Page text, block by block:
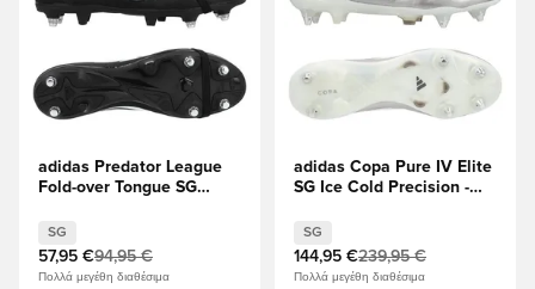
adidas Predator League
Fold-over Tongue SG
Υποδήματα Λευκά/
Διαυγές κόκκινο
SG
57,95 €94,95 €
Πολλά μεγέθη διαθέσιμα
adidas Copa Pure IV Elite
SG Ice Cold Precision -
Μεταλλικό/Νυχτερινό
μεταλλικό
SG
144,95 €239,95 €
Πολλά μεγέθη διαθέσιμα